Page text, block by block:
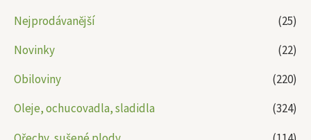
Nejprodávanější
(25)
Novinky
(22)
Obiloviny
(220)
Oleje, ochucovadla, sladidla
(324)